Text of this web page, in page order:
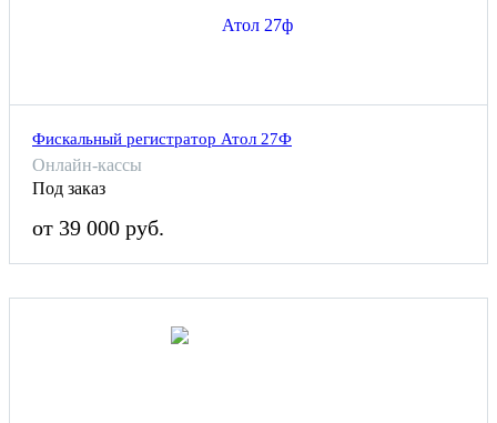
Фискальный регистратор Атол 27Ф
Онлайн-кассы
Под заказ
от 39 000 руб.